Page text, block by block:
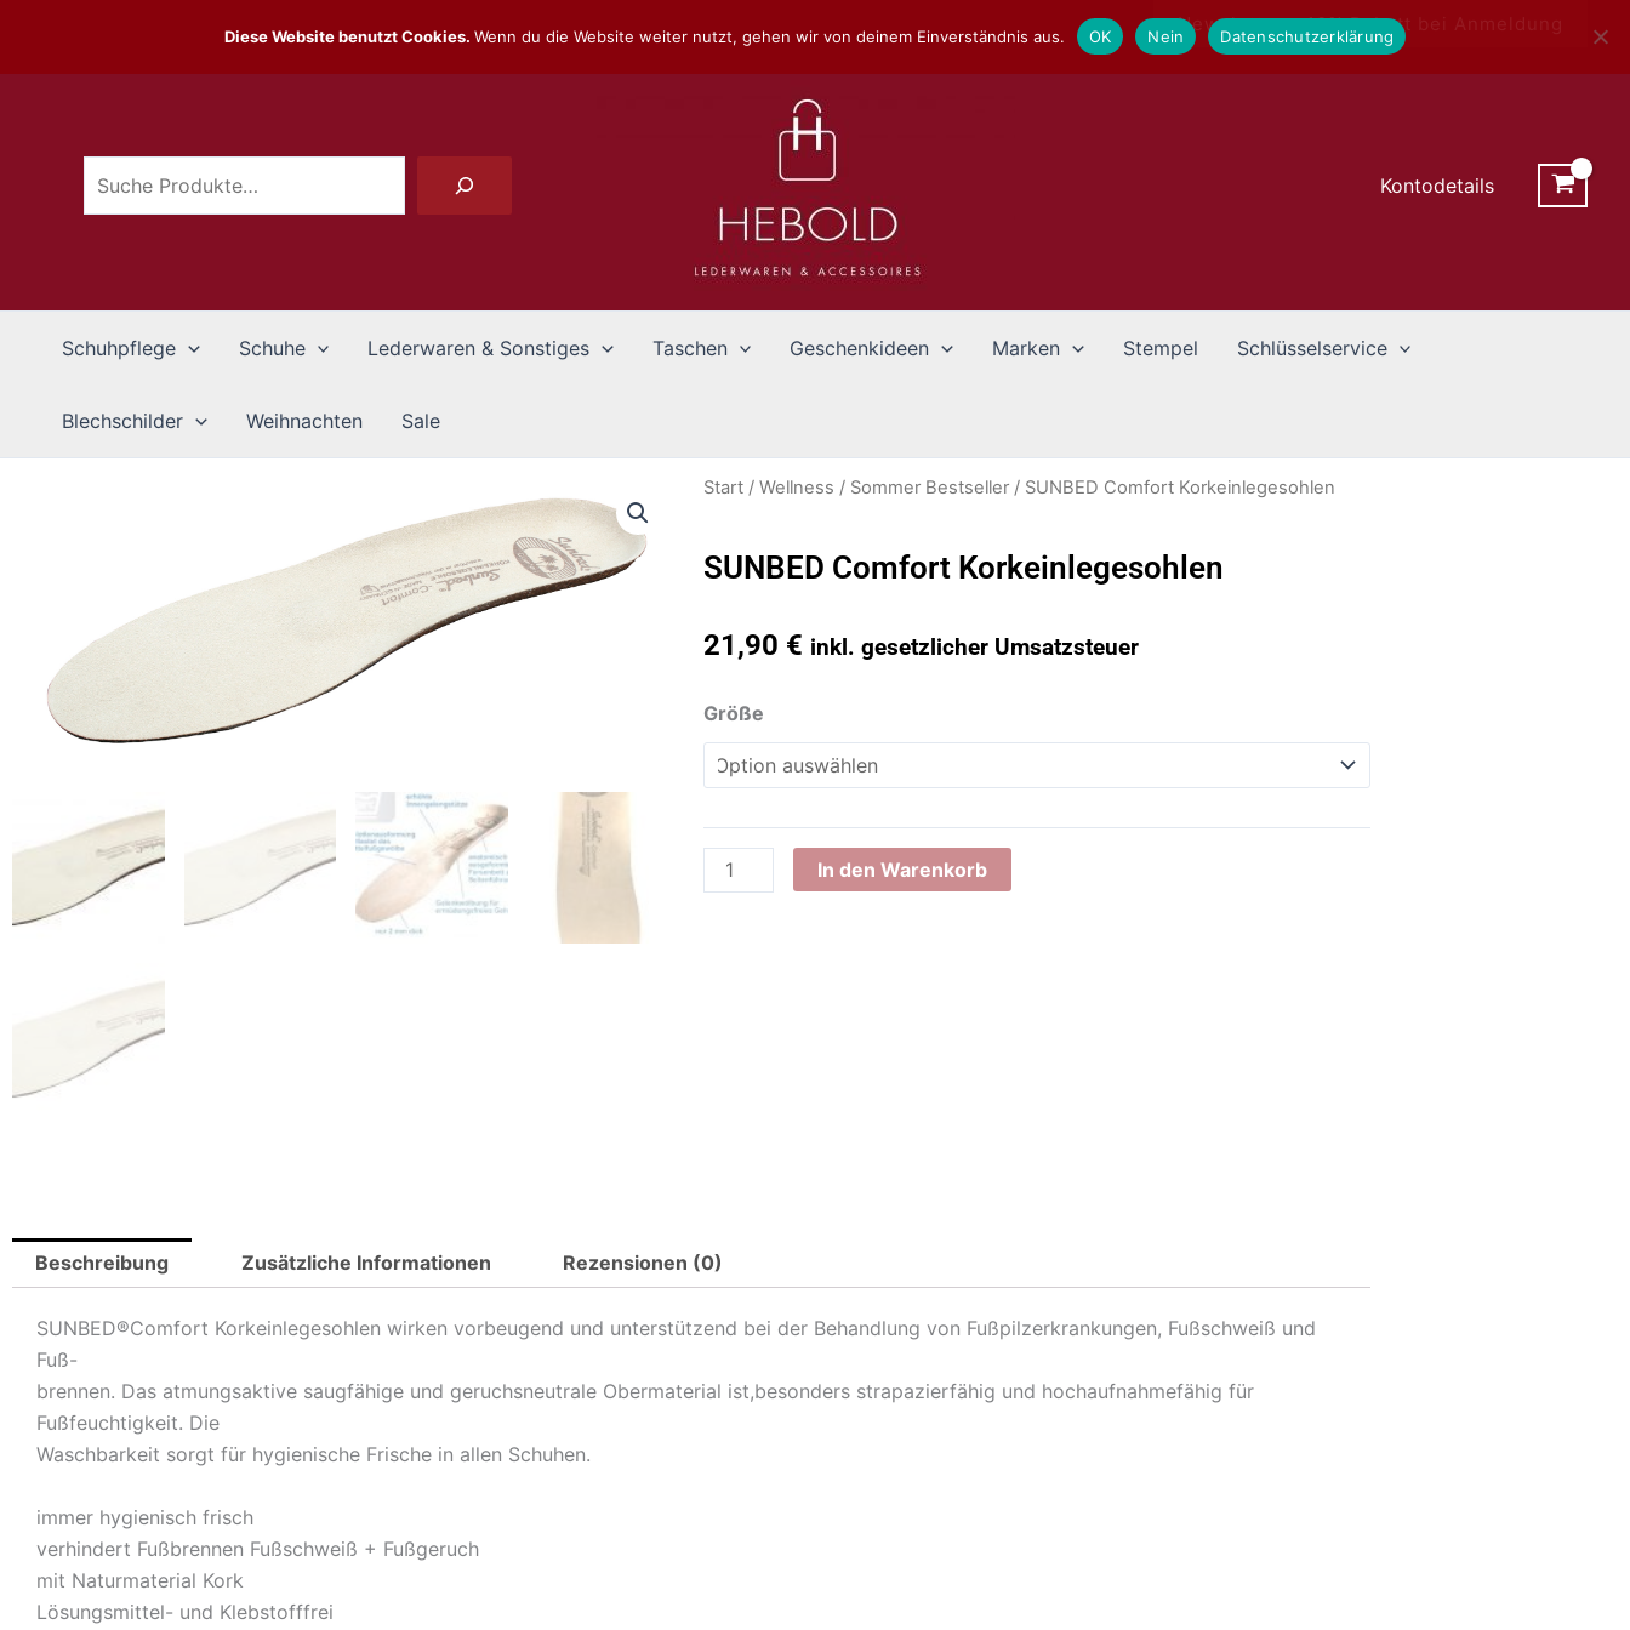
springen
Newsletter - 10% Rabatt bei Anmeldung
Suchen
Kontodetails
Schuhpflege Schuhe Lederwaren & Sonstiges Taschen Geschenkideen Marken Stempel Schlüsselservice
Blechschilder Weihnachten Sale
Start / Wellness / Sommer Bestseller / SUNBED Comfort Korkeinlegesohlen
SUNBED Comfort Korkeinlegesohlen
21,90 € inkl. gesetzlicher Umsatzsteuer
Größe
SUNBED
Comfort
Korkeinlegesohlen
In den Warenkorb
Beschreibung Zusätzliche Informationen Rezensionen (0)
SUNBED®Comfort Korkeinlegesohlen wirken vorbeugend und unterstützend bei der Behandlung von Fußpilzerkrankungen, Fußschweiß und
Fuß-
brennen. Das atmungsaktive saugfähige und geruchsneutrale Obermaterial ist,besonders strapazierfähig und hochaufnahmefähig für
Fußfeuchtigkeit. Die
Waschbarkeit sorgt für hygienische Frische in allen Schuhen.
immer hygienisch frisch
verhindert Fußbrennen Fußschweiß + Fußgeruch
mit Naturmaterial Kork
Lösungsmittel- und Klebstofffrei
Diese Website benutzt Cookies. Wenn du die Website weiter nutzt, gehen wir von deinem Einverständnis aus. OK Nein Datenschutzerklärung